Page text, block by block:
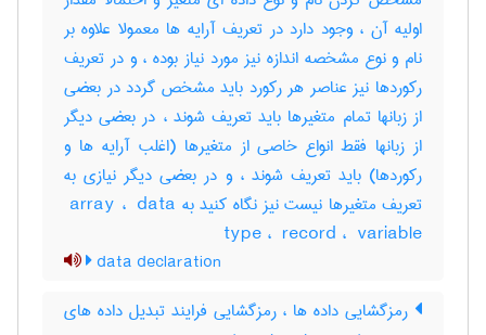
اولیه آن ، وجود دارد در تعریف آرایه ها معمولا علاوه بر
نام و نوع مشخصه اندازه نیز مورد نیاز بوده ، و در تعریف
رکوردها نیز عناصر هر رکورد باید مشخص گردد در بعضی
از زبانها تمام متغیرها باید تعریف شوند ، در بعضی دیگر
از زبانها فقط انواع خاصی از متغیرها (اغلب آرایه ها و
رکوردها) باید تعریف شوند ، و در بعضی دیگر نیازی به
تعریف متغیرها نیست نیز نگاه کنید به ‎ array ، ‎ data
type ، ‎ record ، ‎ variable
data declaration
رمزگشایی داده ها ، رمزگشایی فرایند تبدیل داده های